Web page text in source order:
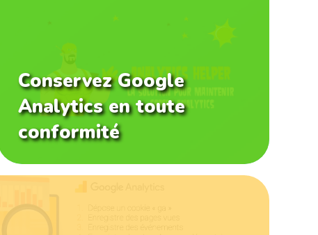
Conservez Google
Analytics en toute
conformité